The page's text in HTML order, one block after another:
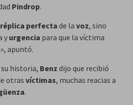
Pindrop.
réplica perfecta de la voz, sino
y urgencia para que la víctima
apuntó.
su historia, Benz dijo que recibió
otras víctimas, muchas reacias a
.